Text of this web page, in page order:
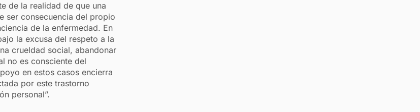
de la realidad de que una
ser consecuencia del propio
de la enfermedad. En
la excusa del respeto a la
crueldad social, abandonar
no es consciente del
en estos casos encierra
por este trastorno
personal”.